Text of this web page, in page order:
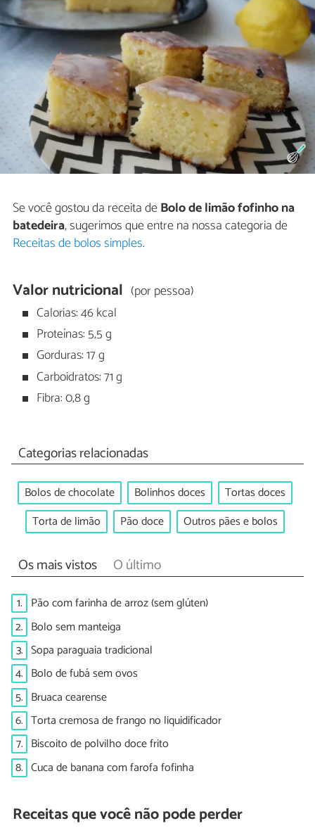
Se você gostou da receita deBolo de limão fofinho na
batedeira, sugerimos que entre na nossa categoria de
Receitas de bolos simples.
Valor nutricional (por pessoa)
Calorias: 46 kcal
Proteínas: 5,5 g
Gorduras: 17 g
Carboidratos: 71 g
Fibra: 0,8 g
Categorias relacionadas
Bolos de chocolate Bolinhos doces
Tortas doces
Torta de limão
Pão doce Outros pães e bolos
Os mais vistos O último
1. Pão com farinha de arroz (sem glúten)
2. Bolo sem manteiga
3. Sopa paraguaia tradicional
4. Bolo de fubá sem ovos
5. Bruaca cearense
6. Torta cremosa de frango no liquidificador
7. Biscoito de polvilho doce frito
8. Cuca de banana com farofa fofinha
Receitas que você não pode perder